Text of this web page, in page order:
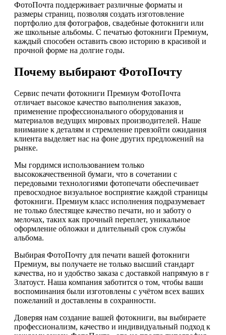
ФотоПочта поддерживает различные форматы и
размеры страниц, позволяя создать изготовление
портфолио для фотографов, свадебные фотокниги или
же школьные альбомы. С печатью фотокниги Премиум,
каждый способен оставить свою историю в красивой и
прочной форме на долгие годы.
Почему выбирают ФотоПочту
Сервис печати фотокниги Премиум ФотоПочта
отличает высокое качество выполнения заказов,
применение профессионального оборудования и
материалов ведущих мировых производителей. Наше
внимание к деталям и стремление превзойти ожидания
клиента выделяет нас на фоне других предложений на
рынке.
Мы гордимся использованием только
высококачественной бумаги, что в сочетании с
передовыми технологиями фотопечати обеспечивает
превосходное визуальное восприятие каждой страницы
фотокниги. Премиум класс исполнения подразумевает
не только блестящее качество печати, но и заботу о
мелочах, таких как прочный переплет, уникальное
оформление обложки и длительный срок службы
альбома.
Выбирая ФотоПочту для печати вашей фотокниги
Премиум, вы получаете не только высший стандарт
качества, но и удобство заказа с доставкой напрямую в г
Златоуст. Наша компания заботится о том, чтобы ваши
воспоминания были изготовлены с учётом всех ваших
пожеланий и доставлены в сохранности.
Доверяя нам создание вашей фотокниги, вы выбираете
профессионализм, качество и индивидуальный подход к